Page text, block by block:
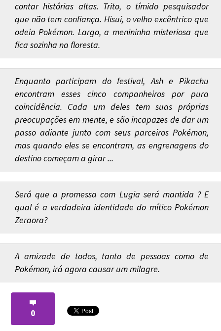
contar histórias altas. Trito, o tímido pesquisador
que não tem confiança. Hisui, o velho excêntrico que
odeia Pokémon. Largo, a menininha misteriosa que
fica sozinha na floresta.
Enquanto participam do festival, Ash e Pikachu
encontram esses cinco companheiros por pura
coincidência. Cada um deles tem suas próprias
preocupações em mente, e são incapazes de dar um
passo adiante junto com seus parceiros Pokémon,
mas quando eles se encontram, as engrenagens do
destino começam a girar ...
Será que a promessa com Lugia será mantida ? E
qual é a verdadeira identidade do mítico Pokémon
Zeraora?
A amizade de todos, tanto de pessoas como de
Pokémon, irá agora causar um milagre.
0